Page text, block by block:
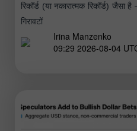
रिकॉर्ड (या नकारात्मक रिकॉर्ड)
गिरावटों
Irina Manzenko
09:29 2026-08-04